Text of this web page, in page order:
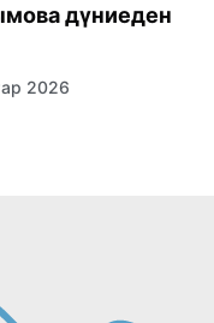
дүниеден
2026